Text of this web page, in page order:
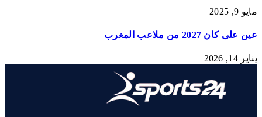
مايو 9, 2025
عين على كان 2027 من ملاعب المغرب
يناير 14, 2026